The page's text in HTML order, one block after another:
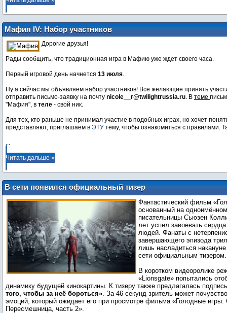
Мафия IV: Набор участников
Дорогие друзья!
Рады сообщить, что традиционная игра в Мафию уже ждет своего часа.
Первый игровой день начнется 13 июля.
Ну а сейчас мы объявляем набор участников! Все желающие принять
отправить письмо-заявку на почту nicole__r@twilightrussia.ru. В теме
"Мафия", в теле - свой ник.
Для тех, кто раньше не принимал участие в подобных играх, но хочет
представляют, приглашаем в ЭТУ тему, чтобы ознакомиться с правилами.
...
Читать дальше »
В сети появился официальный тизер
последней части «Голодных игр»
Фантастический фильм
основанный на
писательницы Сьюзен
лет успел завоевать
людей. Фанаты с
завершающего эпизода
лишь насладиться
сети официальным тизером.
В коротком видеоролике
«Lionsgate» попытались
динамику будущей кинокартины. К тизеру также предлагалась
того, чтобы за неё бороться». За 46 секунд зритель может
эмоций, который ожидает его при просмотре фильма «Голодные игры:
Пересмешница, часть 2».